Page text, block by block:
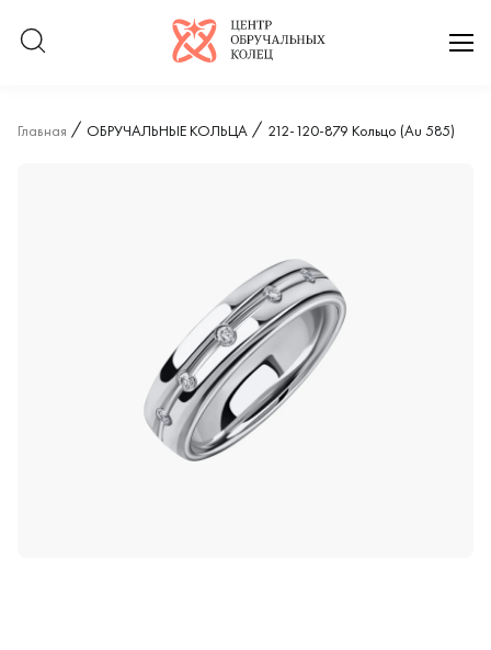
Логотип компании
Главная ОБРУЧАЛЬНЫЕ КОЛЬЦА 212-120-879 Кольцо (Au 585)